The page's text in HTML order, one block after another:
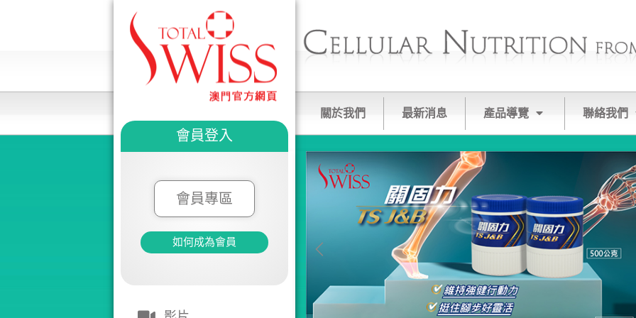
會員登入
會員專區
如何成為會員
關於我們 最新消息 產品導覽 聯絡我們